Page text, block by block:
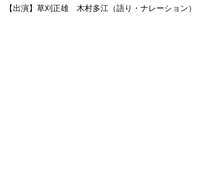
【出演】草刈正雄 木村多江（語り・ナレーション）